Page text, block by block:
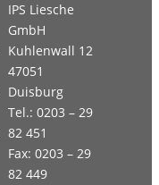
IPS Liesche
GmbH
Kuhlenwall 12
47051
Duisburg
Tel.: 0203 – 29
82 451
Fax: 0203 – 29
82 449